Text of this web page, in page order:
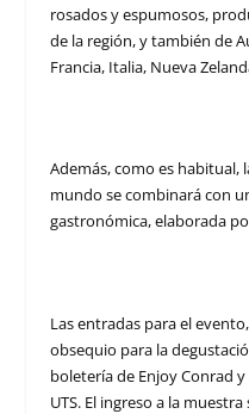
rosados y espumosos,
de la región, y también de
Francia, Italia, Nueva
Además, como es habitual,
mundo se combinará con
gastronómica, elaborada
Las entradas para el
obsequio para la
boletería de Enjoy Conrad y
UTS. El ingreso a la